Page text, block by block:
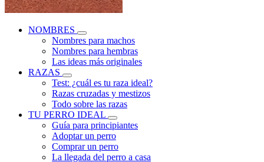
NOMBRES
Nombres para machos
Nombres para hembras
Las ideas más originales
RAZAS
Test: ¿cuál es tu raza ideal?
Razas cruzadas y mestizos
Todo sobre las razas
TU PERRO IDEAL
Guía para principiantes
Adoptar un perro
Comprar un perro
La llegada del perro a casa